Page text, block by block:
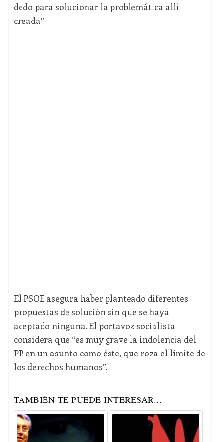
dedo para solucionar la problemática allí
creada”.
El PSOE asegura haber planteado diferentes
propuestas de solución sin que se haya
aceptado ninguna. El portavoz socialista
considera que “es muy grave la indolencia del
PP en un asunto como éste, que roza el límite de
los derechos humanos”.
TAMBIÉN TE PUEDE INTERESAR...